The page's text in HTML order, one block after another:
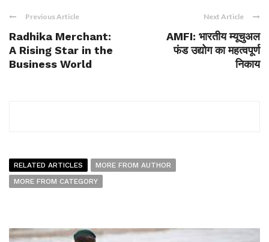
Previous Article
Radhika Merchant:
A Rising Star in the
Business World
Next Article
AMFI: भारतीय म्यूचुअल
फंड उद्योग का महत्वपूर्ण
निकाय
RELATED ARTICLES
MORE FROM AUTHOR
MORE FROM CATEGORY